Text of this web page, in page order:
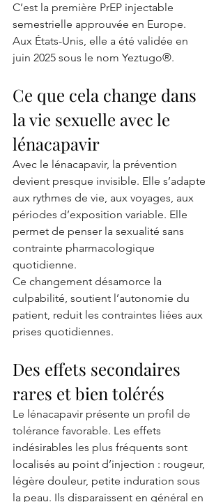
C’est la première PrEP injectable
semestrielle approuvée en Europe.
Aux États-Unis, elle a été validée en
juin 2025 sous le nom Yeztugo®.
Ce que cela change dans
la vie sexuelle avec le
lénacapavir
Avec le lénacapavir, la prévention
devient presque invisible. Elle s’adapte
aux rythmes de vie, aux voyages, aux
périodes d’exposition variable. Elle
permet de penser la sexualité sans
contrainte pharmacologique
quotidienne.
Ce changement désamorce la
culpabilité, soutient l’autonomie du
patient, reduit les contraintes liées aux
prises quotidiennes.
Des effets secondaires
rares et bien tolérés
Le lénacapavir présente un profil de
tolérance favorable. Les effets
indésirables les plus fréquents sont
localisés au point d’injection : rougeur,
légère douleur, petite induration sous
la peau. Ils disparaissent en général en